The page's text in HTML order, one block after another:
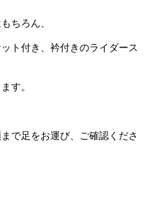
ちろん、
ト付き、衿付きのライダース
す。
で足をお運び、ご確認くださ